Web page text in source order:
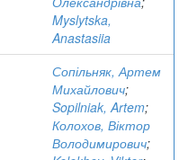
Myslytska,
Anastasiia
Сопільняк, Артем
Михайлович;
Sopilniak, Artem;
Колохов, Віктор
Володимирович;